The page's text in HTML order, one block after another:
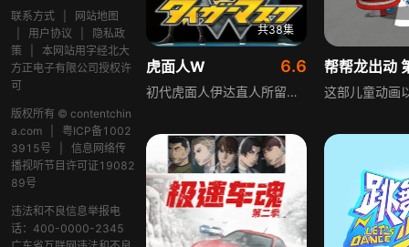
联系方式
网站地图
用户协议
隐私政
策
本网站用字经北大
方正电子有限公司授权许
可
版权所有 © contentchin
a.com
粤ICP备1002
3915号
信息网络传
播视听节目许可证19082
89号
违法和不良信息举报电
话：400-0000-2345
共38集
虎面人W 6.6
初代虎面人伊达直人所留下的虎面人遗产，被新的摔角手们继承……！与复活的组织·虎之穴所展开的新战斗传达到了现代！“东直人”“藤井拓真”是职业摔跤小团体“Jipang职业摔角”的练习生，但“Jipang职业摔角”被恶质的职业摔角团体“GWM”击溃了。为了复仇，直人在富士的裾野接受了训练成为“新虎面人”，另一方面拓真则进入了“虎之穴”，成为了“黑暗之虎”。“光之虎”与“暗之虎”，等待着两人的战斗与友情将去往何方！？
帮帮龙出动